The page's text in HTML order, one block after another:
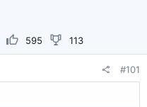
595 113
#101